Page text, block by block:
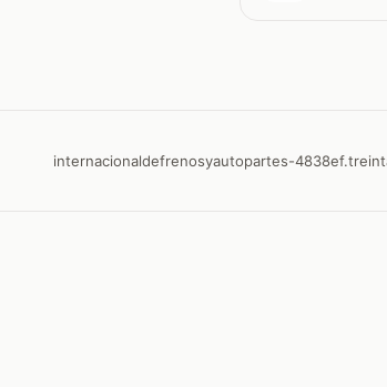
internacionaldefrenosyautopartes-